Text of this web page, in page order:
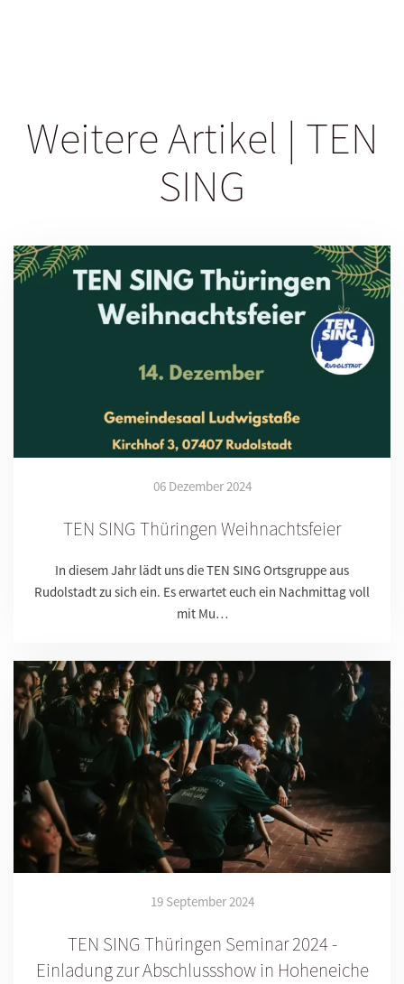
Weitere Artikel | TEN
SING
06 Dezember 2024
TEN SING Thüringen Weihnachtsfeier
In diesem Jahr lädt uns die TEN SING Ortsgruppe aus
Rudolstadt zu sich ein. Es erwartet euch ein Nachmittag voll
mit Mu…
19 September 2024
TEN SING Thüringen Seminar 2024 -
Einladung zur Abschlussshow in Hoheneiche